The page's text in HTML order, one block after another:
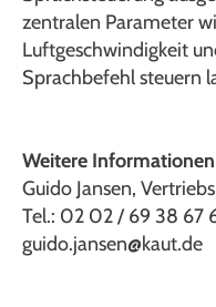
zentralen Parameter
Luftgeschwindigkeit
Sprachbefehl steuern
Weitere Informationen
Guido Jansen,
Tel.: 02 02 / 69 38 67
guido.jansen@kaut.de